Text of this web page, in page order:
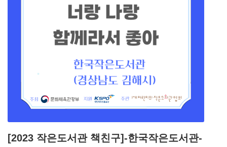
[2023 작은도서관 책친구]-한국작은도서관-